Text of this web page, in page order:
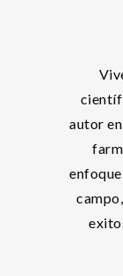
autor